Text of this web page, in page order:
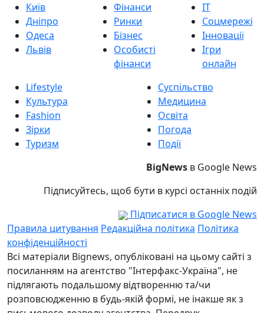
Київ
Дніпро
Одеса
Львів
Фінанси
Ринки
Бізнес
Особисті
фінанси
IT
Соцмережі
Інновації
Ігри
онлайн
Lifestyle
Культура
Fashion
Зірки
Туризм
Суспільство
Медицина
Освіта
Погода
Події
BigNews в Google News
Підписуйтесь, щоб бути в курсі останніх подій
Підписатися в Google News
Правила цитування Редакційна політика Політика
конфіденційності
Всі матеріали Bignews, опубліковані на цьому сайті з
посиланням на агентство "Інтерфакс-Україна", не
підлягають подальшому відтворенню та/чи
розповсюдженню в будь-якій формі, не інакше як з